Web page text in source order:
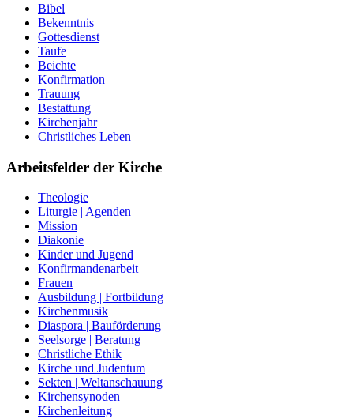
Bibel
Bekenntnis
Gottesdienst
Taufe
Beichte
Konfirmation
Trauung
Bestattung
Kirchenjahr
Christliches Leben
Arbeitsfelder der Kirche
Theologie
Liturgie | Agenden
Mission
Diakonie
Kinder und Jugend
Konfirmandenarbeit
Frauen
Ausbildung | Fortbildung
Kirchenmusik
Diaspora | Bauförderung
Seelsorge | Beratung
Christliche Ethik
Kirche und Judentum
Sekten | Weltanschauung
Kirchensynoden
Kirchenleitung